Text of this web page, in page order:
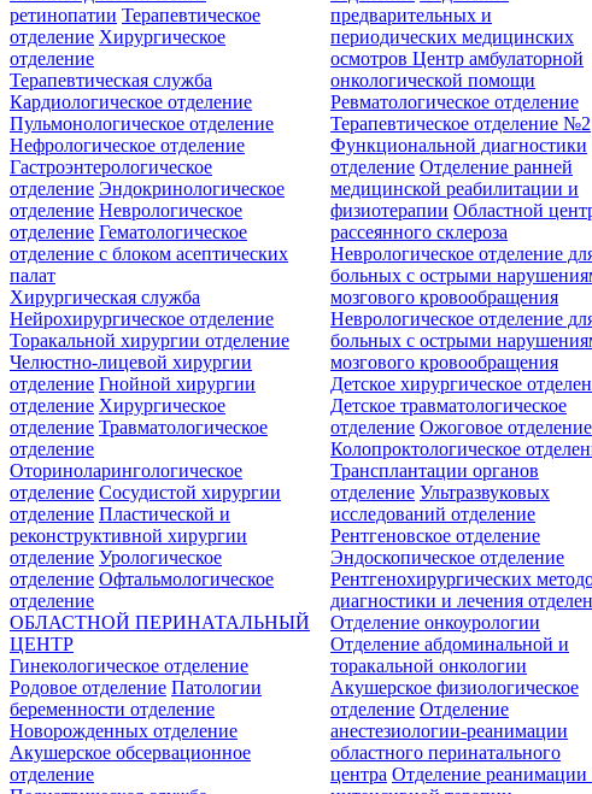
ретинопатии Терапевтическое
отделение Хирургическое
отделение
предварительных и
периодических медицинских
осмотровЦентр амбулаторной
онкологической помощи
Терапевтическая служба
Кардиологическое отделение
Пульмонологическое отделение
Нефрологическое отделение
Гастроэнтерологическое
отделение Эндокринологическое
отделение Неврологическое
отделение Гематологическое
отделение c блоком асептических
палат
Ревматологическое отделение
Терапевтическое отделение №2
Функциональной диагностики
отделение Отделение ранней
медицинской реабилитации и
физиотерапии Областной
рассеянного склероза
Неврологическое отделение
больных с острыми
мозгового кровообращения
Неврологическое отделение
больных с острыми
мозгового кровообращения
Хирургическая служба
Нейрохирургическое отделение
Торакальной хирургии отделение
Челюстно-лицевой хирургии
отделение Гнойной хирургии
отделение Хирургическое
отделение Травматологическое
отделение
Оториноларингологическое
отделение Сосудистой хирургии
отделение Пластической и
реконструктивной хирургии
отделение Урологическое
отделение Офтальмологическое
отделение
Детское хирургическое
Детское травматологическое
отделение Ожоговое отделение
Колопроктологическое
Трансплантации органов
отделение Ультразвуковых
исследований отделение
Рентгеновское отделение
Эндоскопическое отделение
Рентгенохирургических
диагностики и лечения
Отделение онкоурологии
Отделение абдоминальной и
торакальной онкологии
ОБЛАСТНОЙ ПЕРИНАТАЛЬНЫЙ
ЦЕНТР
Гинекологическое отделение
Родовое отделение Патологии
беременности отделение
Новорожденных отделение
Акушерское обсервационное
отделение
Акушерское физиологическое
отделение Отделение
анестезиологии-реанимации
областного перинатального
центра Отделение реанимации